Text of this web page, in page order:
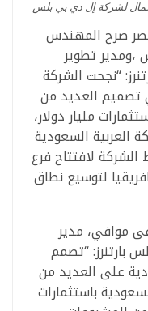
لشركة إل دي بي بلس
صرح المهندس
تطوير
“نجحت الشركة
تصميم العديد من
مليار دولار،
العربية السعودية
لافتتاح فرع
لتوسيع نطاق
موافي، مدير
بارتنرز: “تصمم
على العديد من
باستثمارات